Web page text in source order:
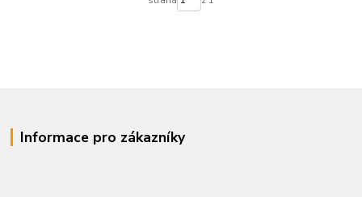
Informace pro zákazníky